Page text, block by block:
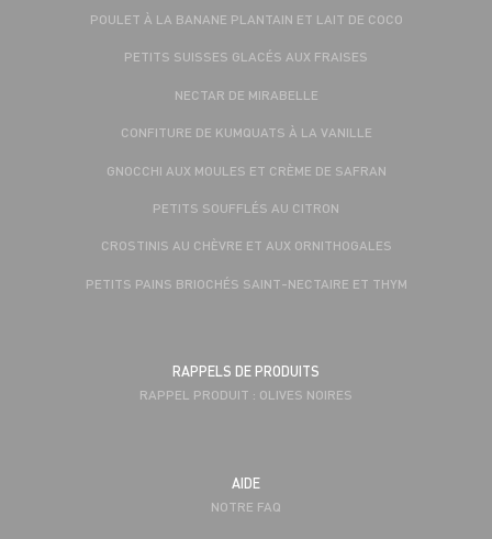
POULET À LA BANANE PLANTAIN ET LAIT DE COCO
PETITS SUISSES GLACÉS AUX FRAISES
NECTAR DE MIRABELLE
CONFITURE DE KUMQUATS À LA VANILLE
GNOCCHI AUX MOULES ET CRÈME DE SAFRAN
PETITS SOUFFLÉS AU CITRON
CROSTINIS AU CHÈVRE ET AUX ORNITHOGALES
PETITS PAINS BRIOCHÉS SAINT-NECTAIRE ET THYM
RAPPELS DE PRODUITS
RAPPEL PRODUIT : OLIVES NOIRES
AIDE
NOTRE FAQ